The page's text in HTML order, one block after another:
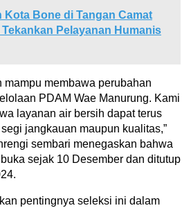
Kota Bone di Tangan Camat
Pelayanan Humanis
mampu membawa perubahan
PDAM Wae Manurung. Kami
layanan air bersih dapat terus
jangkauan maupun kualitas,”
sembari menegaskan bahwa
sejak 10 Desember dan ditutup
pentingnya seleksi ini dalam